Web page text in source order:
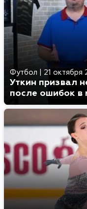
Футбол 21 октября
Уткин призвал
после ошибок в